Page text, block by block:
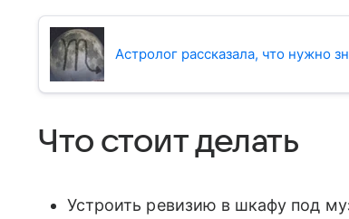
Астролог рассказала, что нужно
Что стоит делать
Устроить ревизию в шкафу под